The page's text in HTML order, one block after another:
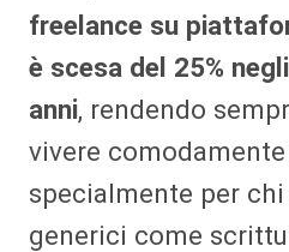
freelance su
è scesa del 25%
anni, rendendo
vivere
specialmente per
generici come